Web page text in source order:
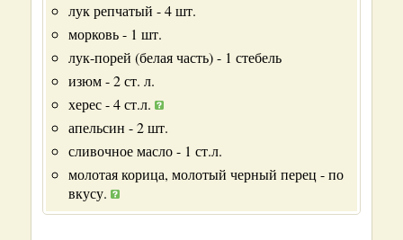
лук репчатый - 4 шт.
морковь - 1 шт.
лук-порей (белая часть) - 1 стебель
изюм - 2 ст. л.
херес - 4 ст.л.
апельсин - 2 шт.
сливочное масло - 1 ст.л.
молотая корица, молотый черный перец - по
вкусу.